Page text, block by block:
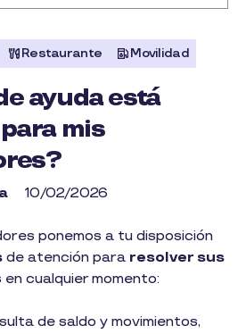
Restaurante Movilidad
ayuda está
mis
10/02/2026
ponemos a tu disposición
de atención para resolver sus
cualquier momento:
de saldo y movimientos,